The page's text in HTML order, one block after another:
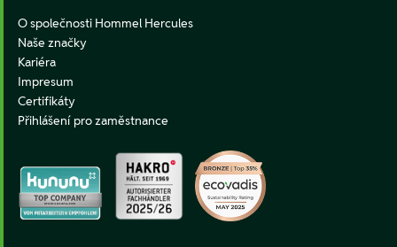
O společnosti Hommel Hercules
Naše značky
Kariéra
Impresum
Certifikáty
Přihlášení pro zaměstnance